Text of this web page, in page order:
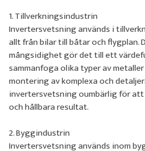
1. Tillverkningsindustrin
Invertersvetsning används i
allt från bilar till båtar och flygplan.
mångsidighet gör det till ett
sammanfoga olika typer av
montering av komplexa och
invertersvetsning oumbärlig för
och hållbara resultat.
2. Byggindustrin
Invertersvetsning används inom